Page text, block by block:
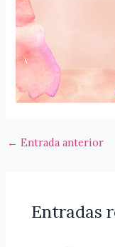
← Entrada anterior
Entradas